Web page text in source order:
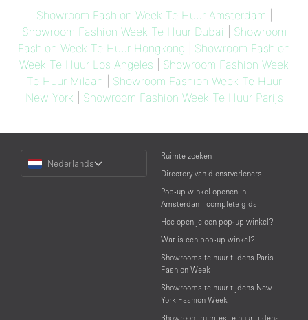
Showroom Fashion Week Te Huur Amsterdam
Showroom Fashion Week Te Huur Dubai
Showroom
Fashion Week Te Huur Hongkong
Showroom Fashion
Week Te Huur Los Angeles
Showroom Fashion Week
Te Huur Milaan
Showroom Fashion Week Te Huur
New York
Showroom Fashion Week Te Huur Parijs
Language
Nederlands
Ruimte zoeken
Directory van dienstverleners
Pop-up winkel openen in
Amsterdam: complete gids
Hoe open je een pop-up winkel?
Wat is een pop-up winkel?
Showrooms te huur tijdens Paris
Fashion Week
Showrooms te huur tijdens New
York Fashion Week
Showroom ruimtes te huur tijdens